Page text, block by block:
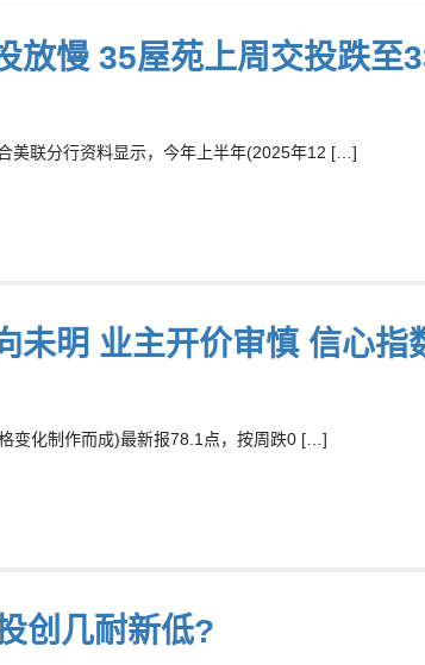
放慢 35屋苑上周交投跌至
美联分行资料显示，今年上半年(2025年12 […]
未明 业主开价审慎 信心指
变化制作而成)最新报78.1点，按周跌0 […]
创几耐新低?